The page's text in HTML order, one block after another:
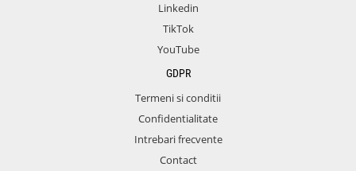
Linkedin
TikTok
YouTube
GDPR
Termeni si conditii
Confidentialitate
Intrebari frecvente
Contact